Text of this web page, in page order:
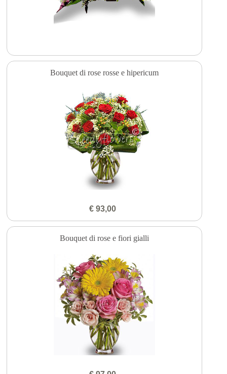
Bouquet di rose rosse e hipericum
€ 93,00
Bouquet di rose e fiori gialli